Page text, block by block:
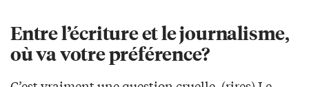
Entre l’écriture et le journalisme,
où va votre préférence?